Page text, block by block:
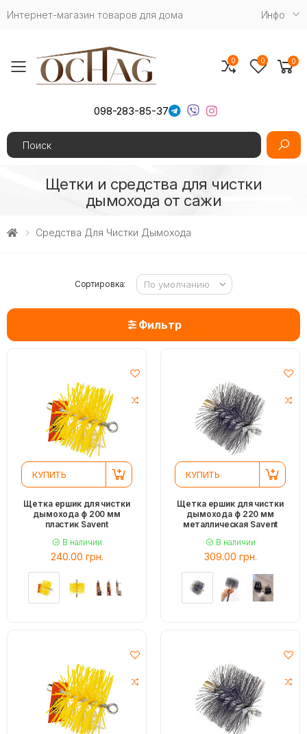
Интернет-магазин товаров для дома Инфо
Toggle mobile menu
098-283-85-37
Search
0 0 0
Щетки и средства для чистки
дымохода от сажи
Cредства Для Чистки Дымохода
Сортировка:
Фильтр
КУПИТЬ
Щетка ершик для чистки
дымохода ф 200 мм
пластик Savent
В наличии
240.00 грн.
КУПИТЬ
Щетка ершик для чистки
дымохода ф 220 мм
металлическая Savent
В наличии
309.00 грн.